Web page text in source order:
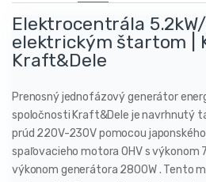
Elektrocentrála
elektrickým štartom |
Kraft&Dele
Prenosný jednofázový generátor
spoločnosti Kraft&Dele je navrhnutý
prúd 220V-230V pomocou
spaľovacieho motora OHV s výkonom
výkonom generátora 2800W . Tento